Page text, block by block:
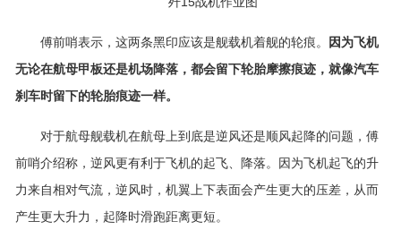
傅前哨表示，这两条黑印应该是舰载机着舰的轮痕。
因为飞机
无论在航母甲板还是机场降落，都会留下轮胎摩擦痕迹，就像汽车
刹车时留下的轮胎痕迹一样。
对于航母舰载机在航母上到底是逆风还是顺风起降的问题，傅
前哨介绍称，逆风更有利于飞机的起飞、降落。因为飞机起飞的升
力来自相对气流，逆风时，机翼上下表面会产生更大的压差，从而
产生更大升力，起降时滑跑距离更短。